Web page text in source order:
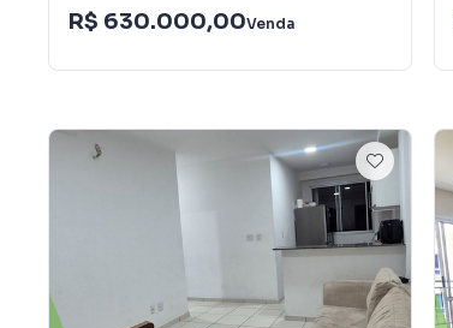
R$ 630.000,00Venda